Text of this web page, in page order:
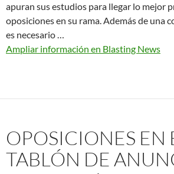
apuran sus estudios para llegar lo mejor
oposiciones en su rama. Además de una
es necesario …
Ampliar información en Blasting News
OPOSICIONES EN
TABLÓN DE